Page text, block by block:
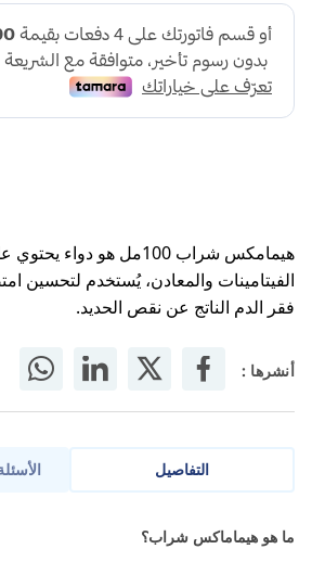
هيمامكس شراب 100مل هو دواء
الفيتامينات والمعادن، يُستخدم لتحسين
فقر الدم الناتج عن نقص الحديد.
أنشرها :
التفاصيل
هيمامكس شراب 100مل هو دواء يحتويما هو هيماماكس شراب؟